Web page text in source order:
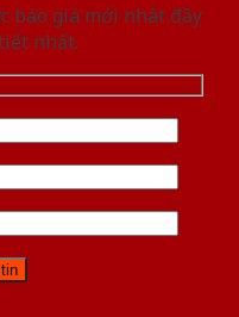
báo giá mới nhât đầy
nhất.